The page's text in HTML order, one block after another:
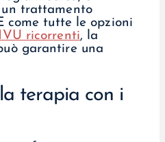
trattamento
come tutte le opzioni
ricorrenti, la
garantire una
terapia con i